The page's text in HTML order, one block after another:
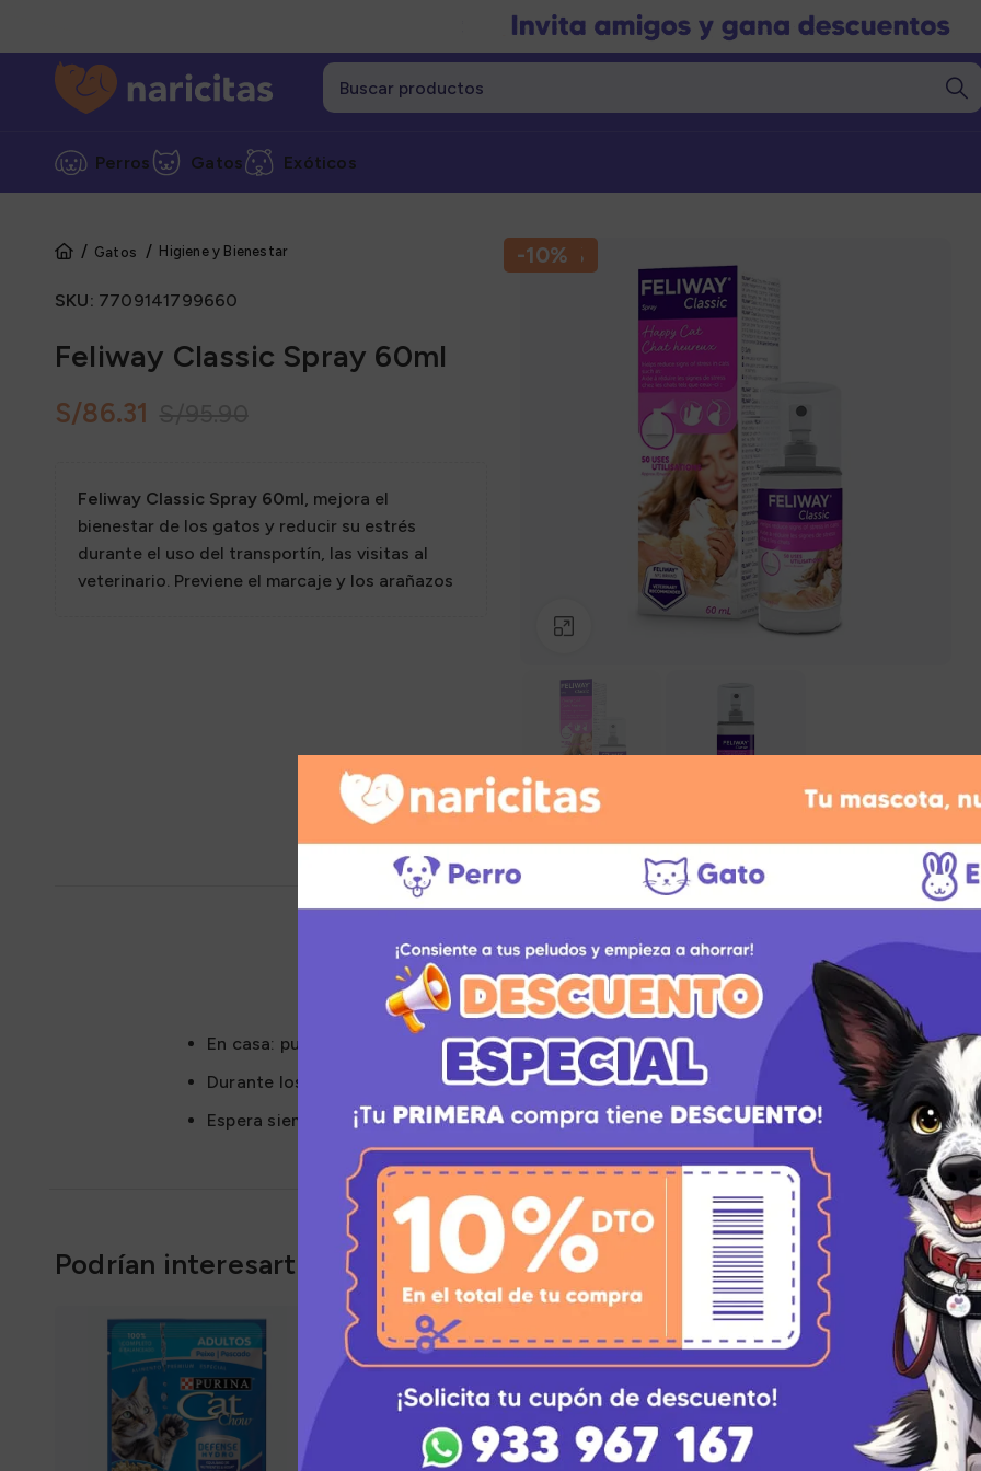
Perros
Categorías Marcas
Gatos
Categorías
Alimento Seco
Alimento Húmedo
Alimento Barf
Exóticos
Gatos Higiene y Bienestar
SKU: 7709141799660
Feliway Classic Spray 60ml
S/86.31
Feliway Classic Spray 60ml, mejora el
bienestar de los gatos y reducir su estrés
durante el uso del transportín, las visitas al
veterinario. Previene el marcaje y los arañazos
-10%
-10%
Descripción
En casa: pulverizar diariamente para reducir la probabilidad de que vuelva a marcar.
Durante los viajes en coche: pulverizar cada 4-5 horas.
Espera siempre unos 15 minutos antes de dejar que tu gato se acerque a las zonas
Podrían interesarte
AGOTADO